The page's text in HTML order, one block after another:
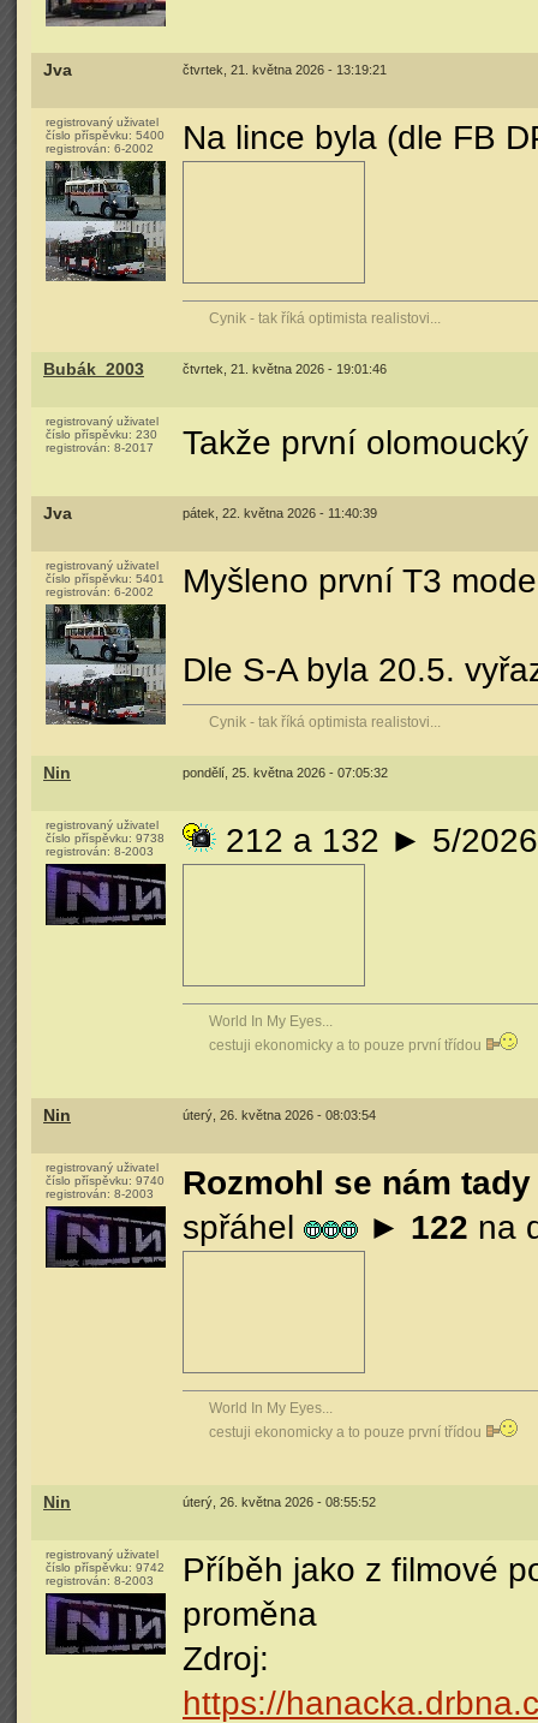
Jva čtvrtek, 21. května 2026 - 13:19:21
registrovaný uživatel
číslo příspěvku: 5400
registrován: 6-2002 Na lince byla (dle FB
Cynik - tak říká optimista realistovi...
Bubák_2003 čtvrtek, 21. května 2026 - 19:01:46
registrovaný uživatel
číslo příspěvku: 230
registrován: 8-2017 Takže první
Jva pátek, 22. května 2026 - 11:40:39
registrovaný uživatel
číslo příspěvku: 5401
registrován: 6-2002 Myšleno první T3
Dle S-A byla 20.5.
Cynik - tak říká optimista realistovi...
Nin pondělí, 25. května 2026 - 07:05:32
registrovaný uživatel
číslo příspěvku: 9738
registrován: 8-2003 212 a 132 ► 5/2026
World In My Eyes...
cestuji ekonomicky a to pouze první třídou
Nin úterý, 26. května 2026 - 08:03:54
registrovaný uživatel
číslo příspěvku: 9740
registrován: 8-2003
Rozmohl se nám
spřáhel
► 122 na
World In My Eyes...
cestuji ekonomicky a to pouze první třídou
Nin úterý, 26. května 2026 - 08:55:52
registrovaný uživatel
číslo příspěvku: 9742
registrován: 8-2003
Příběh jako z filmové
proměna
Zdroj:
https://